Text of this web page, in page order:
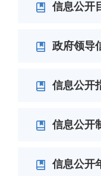
信息公开
政府领导
信息公开
信息公开
信息公开